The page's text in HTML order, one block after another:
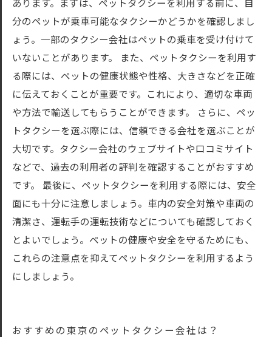
あります。まずは、ペットタクシーを利用する前に、自
分のペットが乗車可能なタクシーかどうかを確認しまし
ょう。一部のタクシー会社はペットの乗車を受け付けて
いないことがあります。 また、ペットタクシーを利用す
る際には、ペットの健康状態や性格、大きさなどを正確
に伝えておくことが重要です。これにより、適切な車両
や方法で輸送してもらうことができます。 さらに、ペッ
トタクシーを選ぶ際には、信頼できる会社を選ぶことが
大切です。タクシー会社のウェブサイトや口コミサイト
などで、過去の利用者の評判を確認することがおすすめ
です。 最後に、ペットタクシーを利用する際には、安全
面にも十分に注意しましょう。車内の安全対策や車両の
清潔さ、運転手の運転技術などについても確認しておく
とよいでしょう。ペットの健康や安全を守るためにも、
これらの注意点を抑えてペットタクシーを利用するよう
にしましょう。
おすすめの東京のペットタクシー会社は？